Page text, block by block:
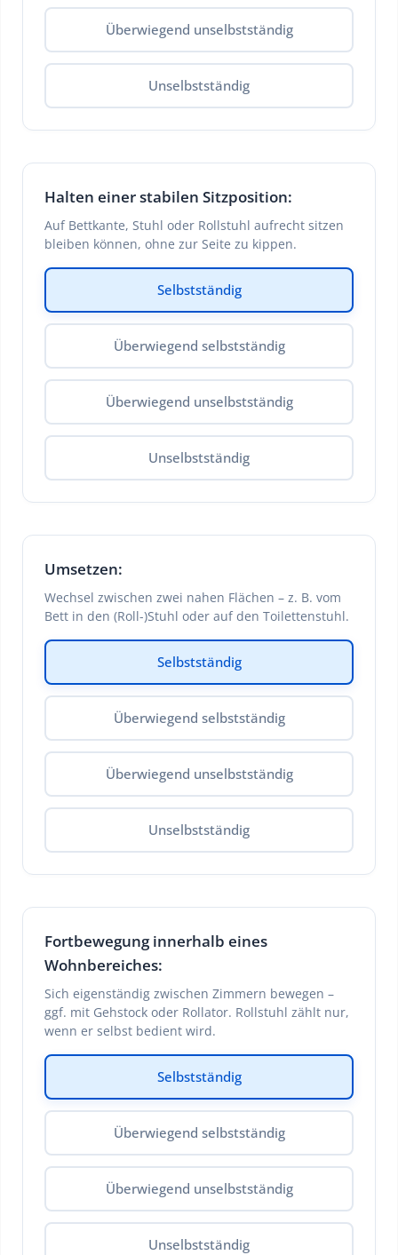
Überwiegend unselbstständig
Unselbstständig
Halten einer stabilen Sitzposition:
Auf Bettkante, Stuhl oder Rollstuhl aufrecht sitzen
bleiben können, ohne zur Seite zu kippen.
Selbstständig
Überwiegend selbstständig
Überwiegend unselbstständig
Unselbstständig
Umsetzen:
Wechsel zwischen zwei nahen Flächen – z. B. vom
Bett in den (Roll-)Stuhl oder auf den Toilettenstuhl.
Selbstständig
Überwiegend selbstständig
Überwiegend unselbstständig
Unselbstständig
Fortbewegung innerhalb eines
Wohnbereiches:
Sich eigenständig zwischen Zimmern bewegen –
ggf. mit Gehstock oder Rollator. Rollstuhl zählt nur,
wenn er selbst bedient wird.
Selbstständig
Überwiegend selbstständig
Überwiegend unselbstständig
Unselbstständig